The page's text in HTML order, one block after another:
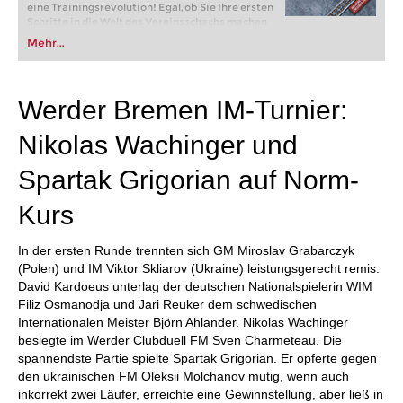
eine Trainingsrevolution! Egal, ob Sie Ihre ersten
Schritte in die Welt des Vereinsschachs machen
oder bereits auf Turnierniveau spielen: Mit
FRITZ trainieren Sie effizienter, intelligenter und
individueller als je zuvor.
Mehr...
Werder Bremen IM-Turnier:
Nikolas Wachinger und
Spartak Grigorian auf Norm-
Kurs
In der ersten Runde trennten sich GM Miroslav Grabarczyk
(Polen) und IM Viktor Skliarov (Ukraine) leistungsgerecht remis.
David Kardoeus unterlag der deutschen Nationalspielerin WIM
Filiz Osmanodja und Jari Reuker dem schwedischen
Internationalen Meister Björn Ahlander. Nikolas Wachinger
besiegte im Werder Clubduell FM Sven Charmeteau. Die
spannendste Partie spielte Spartak Grigorian. Er opferte gegen
den ukrainischen FM Oleksii Molchanov mutig, wenn auch
inkorrekt zwei Läufer, erreichte eine Gewinnstellung, aber ließ in